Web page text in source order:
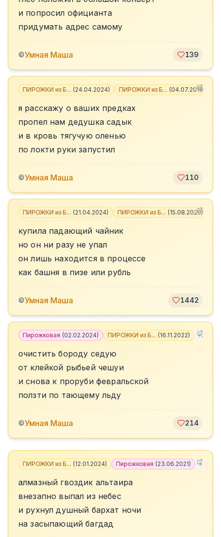
и попросил официанта
придумать адрес самому
©Умная Маша 139
ПИРОЖКИ из Б... (24.04.2024) ПИРОЖКИ из Б... (04.07.2018
я расскажу о ваших предках
пропел нам дедушка садык
и в кровь тягучую оленью
по локти руки запустил
©Умная Маша 110
ПИРОЖКИ из Б... (21.04.2024) ПИРОЖКИ из Б... (15.08.2020)
купила падающий чайник
но он ни разу не упал
он лишь находится в процессе
как башня в пизе или рубль
©Умная Маша 1442
Пирожковая (02.02.2024) ПИРОЖКИ из Б... (16.11.2022) +3
очистить бороду седую
от клейкой рыбьей чешуи
и снова к проруби февральской
ползти по тающему льду
©Умная Маша 214
ПИРОЖКИ из Б... (12.01.2024) Пирожковая (23.06.2021) +
алмазный гвоздик альтаира
внезапно выпал из небес
и рухнул душный бархат ночи
на засыпающий багдад